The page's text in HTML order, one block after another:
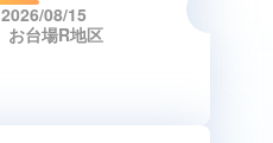
2026/08/15
お台場R地区